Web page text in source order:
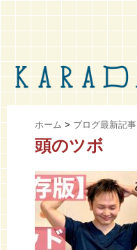
ホーム > ブログ最新記事
頭のツボ